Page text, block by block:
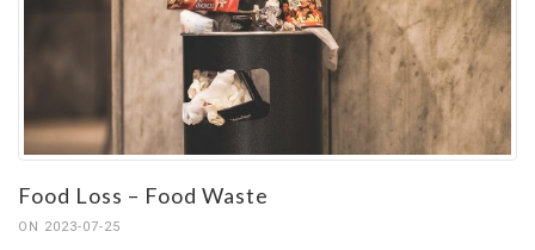
Food Loss – Food Waste
ON 2023-07-25